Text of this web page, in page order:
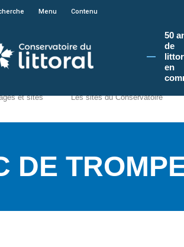
sur le site du Conservatoire du littoral, vous
Menu Contenu
50
de
en
et sites Les sites du Conservatoire
DE